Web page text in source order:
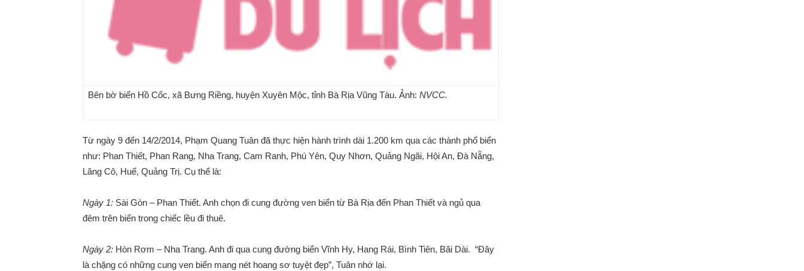
Bên bờ biển Hồ Cốc, xã Bưng Riềng, huyện Xuyên Mộc, tỉnh Bà Rịa Vũng Tàu. Ảnh: NVCC.
Từ ngày 9 đến 14/2/2014, Phạm Quang Tuân đã thực hiện hành trình dài 1.200 km qua các thành phố biển
như: Phan Thiết, Phan Rang, Nha Trang, Cam Ranh, Phú Yên, Quy Nhơn, Quảng Ngãi, Hội An, Đà Nẵng,
Lăng Cô, Huế, Quảng Trị. Cụ thể là:
Ngày 1: Sài Gòn – Phan Thiết. Anh chọn đi cung đường ven biển từ Bà Rịa đến Phan Thiết và ngủ qua
đêm trên biển trong chiếc lều đi thuê.
Ngày 2: Hòn Rơm – Nha Trang. Anh đi qua cung đường biển Vĩnh Hy, Hang Rái, Bình Tiên, Bãi Dài. “Đây
là chặng có những cung ven biển mang nét hoang sơ tuyệt đẹp”, Tuân nhớ lại.